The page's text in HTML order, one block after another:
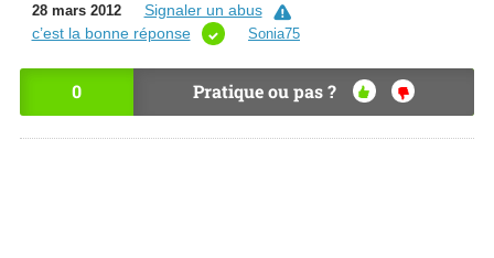
28 mars 2012
Signaler un abus
c’est la bonne réponse
Sonia75
0 Pratique ou pas ?
OU
I
NO